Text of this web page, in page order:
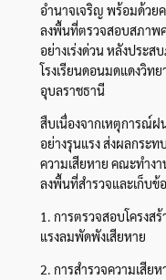
อำนาจเจริญ พร้อมด้วย
ลงพื้นที่ตรวจสอบสภาพ
อย่างเร่งด่วน หลังประ
โรงเรียนดอนมดแดงวิท
อุบลราชธานี
สืบเนื่องจากเหตุการณ์
อย่างรุนแรง ส่งผลกระท
ความเสียหาย คณะทำงา
ลงพื้นที่สำรวจและเก็บข้
1. การตรวจสอบโครงส
แรงลมพัดพังเสียหาย
2. การสำรวจความเสีย